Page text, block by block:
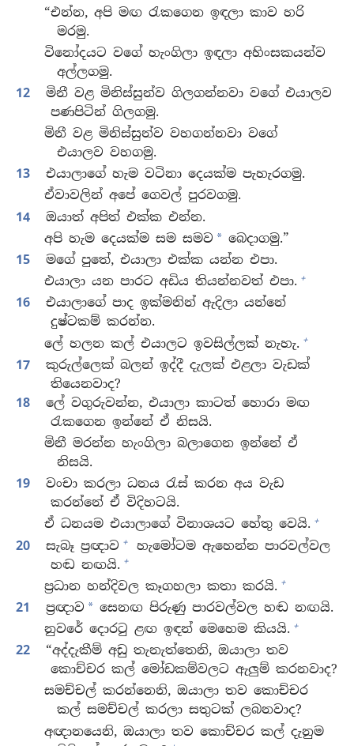
“එන්න, අපි මඟ රැකගෙන ඉඳලා කාව හරි
මරමු.
විනෝදයට වගේ හැංගිලා ඉඳලා අහිංසකයන්ව
අල්ලගමු.
12
මිනී වළ මිනිස්සුන්ව ගිලගන්නවා වගේ එයාලව
පණපිටින් ගිලගමු.
මිනී වළ මිනිස්සුන්ව වහගන්නවා වගේ
එයාලව වහගමු.
13
එයාලාගේ හැම වටිනා දෙයක්ම පැහැරගමු.
ඒවාවලින් අපේ ගෙවල් පුරවගමු.
14
ඔයාත් අපිත් එක්ක එන්න.
අපි හැම දෙයක්ම සම සමව * බෙදාගමු.”
15
මගේ පුතේ, එයාලා එක්ක යන්න එපා.
එයාලා යන පාරට අඩිය තියන්නවත් එපා. +
16
එයාලාගේ පාද ඉක්මනින් ඇදිලා යන්නේ
දුෂ්ටකම් කරන්න.
ලේ හලන කල් එයාලට ඉවසිල්ලක් නැහැ. +
17
කුරුල්ලෙක් බලන් ඉද්දී දැලක් එළලා වැඩක්
තියෙනවාද?
18
ලේ වගුරුවන්න, එයාලා කාටත් හොරා මඟ
රැකගෙන ඉන්නේ ඒ නිසයි.
මිනී මරන්න හැංගිලා බලාගෙන ඉන්නේ ඒ
නිසයි.
19
වංචා කරලා ධනය රැස් කරන අය වැඩ
කරන්නේ ඒ විදිහටයි.
ඒ ධනයම එයාලාගේ විනාශයට හේතු වෙයි. +
20 සැබෑ ප්‍රඥාව +
හැමෝටම ඇහෙන්න පාරවල්වල
හඬ නඟයි. +
ප්‍රධාන හන්දිවල කෑගහලා කතා කරයි. +
21 ප්‍රඥාව * සෙනඟ පිරුණු පාරවල්වල හඬ නඟයි.
නුවරේ දොරටු ළඟ ඉඳන් මෙහෙම කියයි. +
22
“අද්දැකීම් අඩු තැනැත්තෙනි, ඔයාලා තව
කොච්චර කල් මෝඩකම්වලට ඇලුම් කරනවාද?
සමච්චල් කරන්නෙනි, ඔයාලා තව කොච්චර
කල් සමච්චල් කරලා සතුටක් ලබනවාද?
අඥානයෙනි, ඔයාලා තව කොච්චර කල් දැනුම